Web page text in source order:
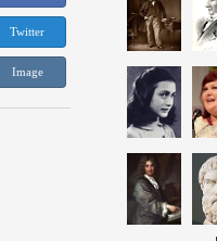
Twitter
Image